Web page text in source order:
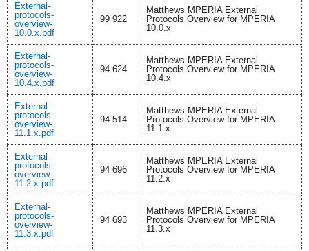
External-
protocols-
overview-
10.0.x.pdf
99 922
Matthews MPERIA External
Protocols Overview for MPERIA
10.0.x
External-
protocols-
overview-
10.4.x.pdf
94 624
Matthews MPERIA External
Protocols Overview for MPERIA
10.4.x
External-
protocols-
overview-
11.1.x.pdf
94 514
Matthews MPERIA External
Protocols Overview for MPERIA
11.1.x
External-
protocols-
overview-
11.2.x.pdf
94 696
Matthews MPERIA External
Protocols Overview for MPERIA
11.2.x
External-
protocols-
overview-
11.3.x.pdf
94 693
Matthews MPERIA External
Protocols Overview for MPERIA
11.3.x